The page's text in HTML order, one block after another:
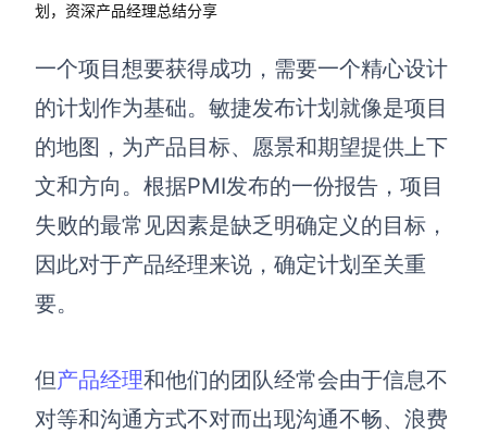
博思白板离线版
博思设计
一体化产品设计工具
博思AIPPT
AI生成PPT，支持在线编辑
资源与下载
向团队介绍
划，资深产品经理总结分享
一个项目想要获得成功，需要一个精心设计
的计划作为基础。敏捷发布计划就像是项目
的地图，为产品目标、愿景和期望提供上下
文和方向。根据PMI发布的一份报告，项目
失败的最常见因素是缺乏明确定义的目标，
因此对于产品经理来说，确定计划至关重
要。
但产品经理和他们的团队经常会由于信息不
对等和沟通方式不对而出现沟通不畅、浪费